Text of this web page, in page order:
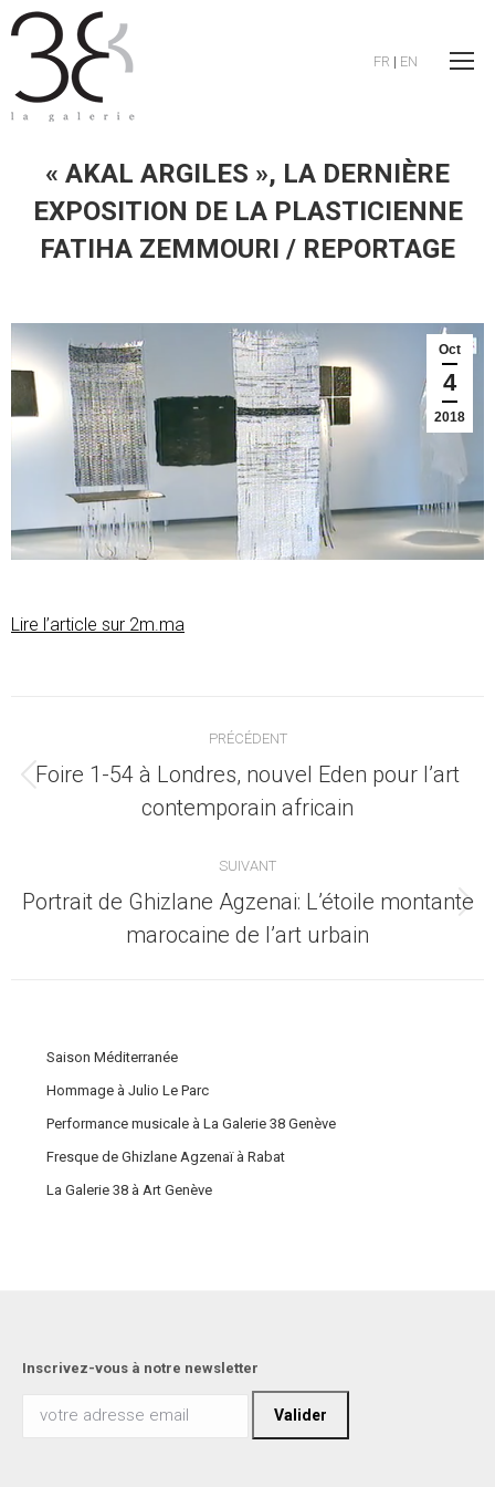
FR | EN
« AKAL ARGILES », LA DERNIÈRE
EXPOSITION DE LA PLASTICIENNE
FATIHA ZEMMOURI / REPORTAGE
Oct
4
2018
Lire l’article sur 2m.ma
article
PRÉCÉDENT
Article
précédent
Foire 1-54 à Londres, nouvel Eden pour l’art
contemporain africain
SUIVANT
Article
suivant
Portrait de Ghizlane Agzenai: L’étoile montante
marocaine de l’art urbain
Saison Méditerranée
Hommage à Julio Le Parc
Performance musicale à La Galerie 38 Genève
Fresque de Ghizlane Agzenaï à Rabat
La Galerie 38 à Art Genève
Inscrivez-vous à notre newsletter